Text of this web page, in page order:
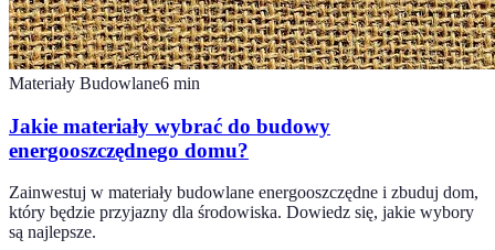
Materiały Budowlane6 min
Jakie materiały wybrać do budowy
energooszczędnego domu?
Zainwestuj w materiały budowlane energooszczędne i zbuduj dom,
który będzie przyjazny dla środowiska. Dowiedz się, jakie wybory
są najlepsze.